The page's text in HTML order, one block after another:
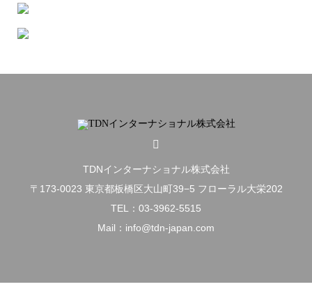
TDNインターナショナル株式会社
〒173-0023 東京都板橋区大山町39−5 フローラル大栄202
TEL：03-3962-5515
Mail：info@tdn-japan.com